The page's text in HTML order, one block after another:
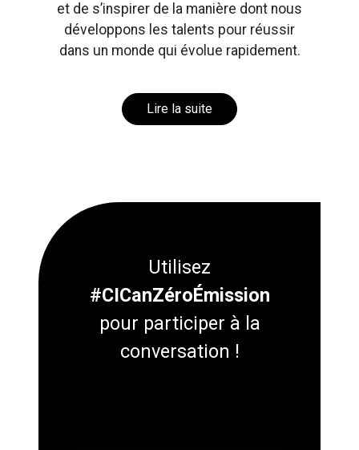
et de s’inspirer de la manière dont nous
développons les talents pour réussir
dans un monde qui évolue rapidement.
Lire la suite
Utilisez
#CICanZéroÉmission
pour participer à la
conversation !